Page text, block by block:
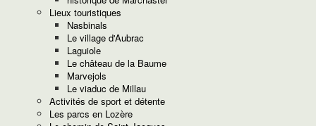
Les gîtes
Les gîtes Aubrac
descriptif du gîte Aubrac
Descritif du gîte Bès
descriptif du gîte Déroc
Lieux touristiques
Nasbinals
Le village d'Aubrac
Laguiole
Le château de la Baume
Marvejols
Le viaduc de Millau
Activités de sport et détente
Les parcs en Lozère